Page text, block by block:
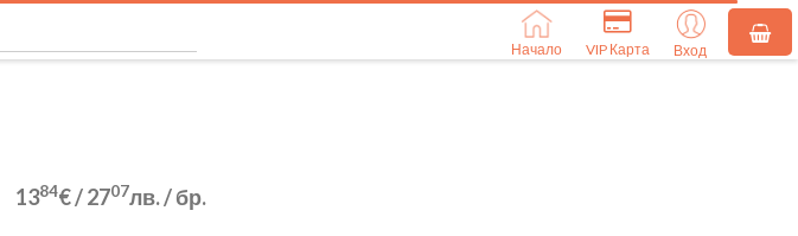
Начало VIP Карта Вход
1384€/2707лв./ бр.